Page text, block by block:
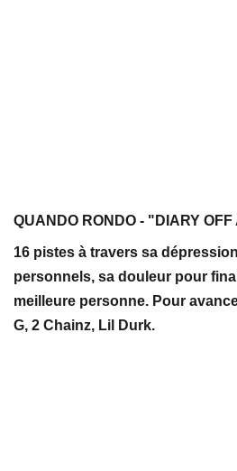
QUANDO RONDO - "DIARY
16 pistes à travers sa
personnels, sa douleur pour
meilleure personne. Pour
G, 2 Chainz, Lil Durk.